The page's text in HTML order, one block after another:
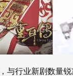
与行业新剧数量